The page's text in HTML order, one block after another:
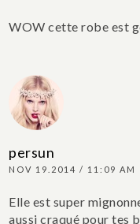
WOW cette robe est
persun
NOV 19.2014 / 11:09 AM
Elle est super
aussi craqué pour tes